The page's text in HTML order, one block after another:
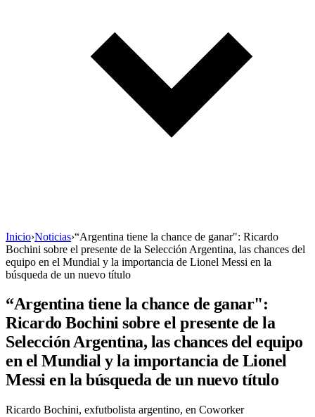
Inicio›Noticias›“Argentina tiene la chance de ganar": Ricardo
Bochini sobre el presente de la Selección Argentina, las chances del
equipo en el Mundial y la importancia de Lionel Messi en la
búsqueda de un nuevo título
“Argentina tiene la chance de ganar":
Ricardo Bochini sobre el presente de la
Selección Argentina, las chances del equipo
en el Mundial y la importancia de Lionel
Messi en la búsqueda de un nuevo título
Ricardo Bochini, exfutbolista argentino, en Coworker